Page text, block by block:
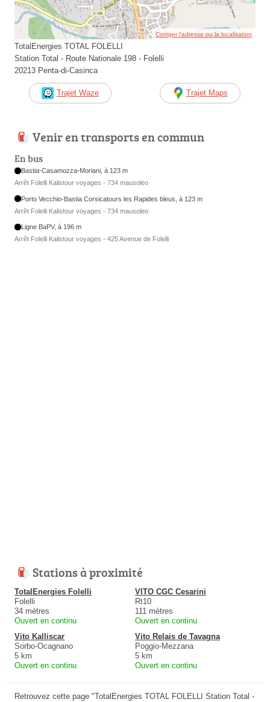
Corriger l’adresse ou la localisation
TotalEnergies TOTAL FOLELLI
Station Total - Route Nationale 198 - Folelli
20213 Penta-di-Casinca
Trajet Waze Trajet Maps
Venir en transports en commun
En bus
Bastia-Casamozza-Moriani, à 123 m
Arrêt Folelli Kalistour voyages - 734 mausoleo
Porto Vecchio-Bastia Corsicatours les Rapides bleus, à 123 m
Arrêt Folelli Kalistour voyages - 734 mausoleo
Ligne BaPV, à 196 m
Arrêt Folelli Kalistour voyages - 425 Avenue de Folelli
Stations à proximité
TotalEnergies Folelli
Folelli
34 mètres
Ouvert en continu
VITO CGC Cesarini
Rt10
111 mètres
Ouvert en continu
Vito Kalliscar
Sorbo-Ocagnano
5 km
Ouvert en continu
Vito Relais de Tavagna
Poggio-Mezzana
5 km
Ouvert en continu
Retrouvez cette page "TotalEnergies TOTAL FOLELLI Station Total -